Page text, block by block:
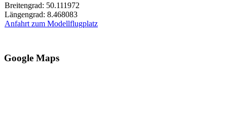
Breitengrad: 50.111972
Längengrad: 8.468083
Anfahrt zum Modellflugplatz
Google Maps